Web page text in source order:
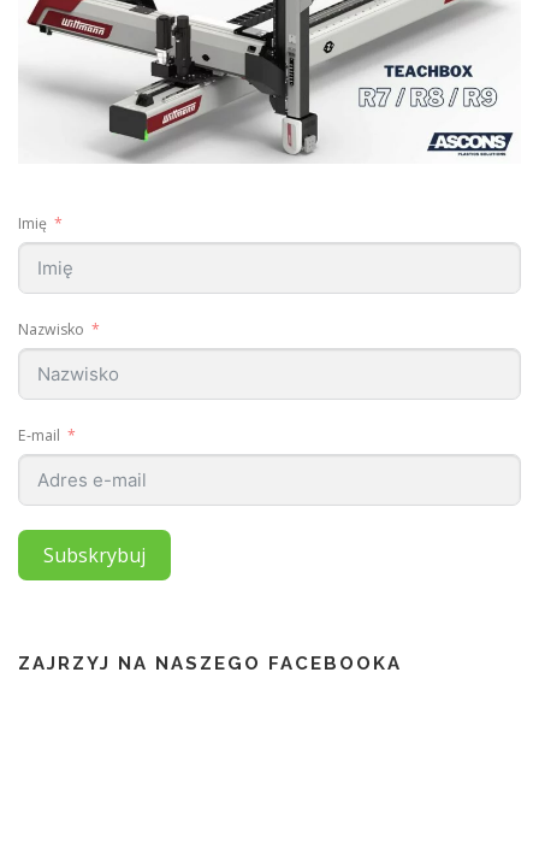
Imię
Nazwisko
E-mail
Subskrybuj
ZAJRZYJ NA NASZEGO FACEBOOKA